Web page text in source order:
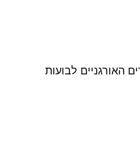
האורגניים לבועות